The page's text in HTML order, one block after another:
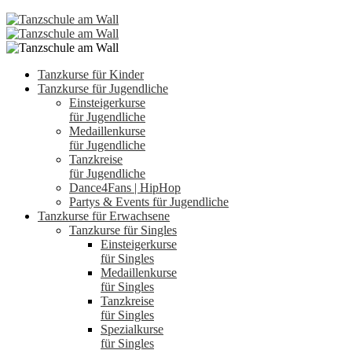
Tanzkurse für Kinder
Tanzkurse für Jugendliche
Einsteigerkurse
für Jugendliche
Medaillenkurse
für Jugendliche
Tanzkreise
für Jugendliche
Dance4Fans | HipHop
Partys & Events für Jugendliche
Tanzkurse für Erwachsene
Tanzkurse für Singles
Einsteigerkurse
für Singles
Medaillenkurse
für Singles
Tanzkreise
für Singles
Spezialkurse
für Singles